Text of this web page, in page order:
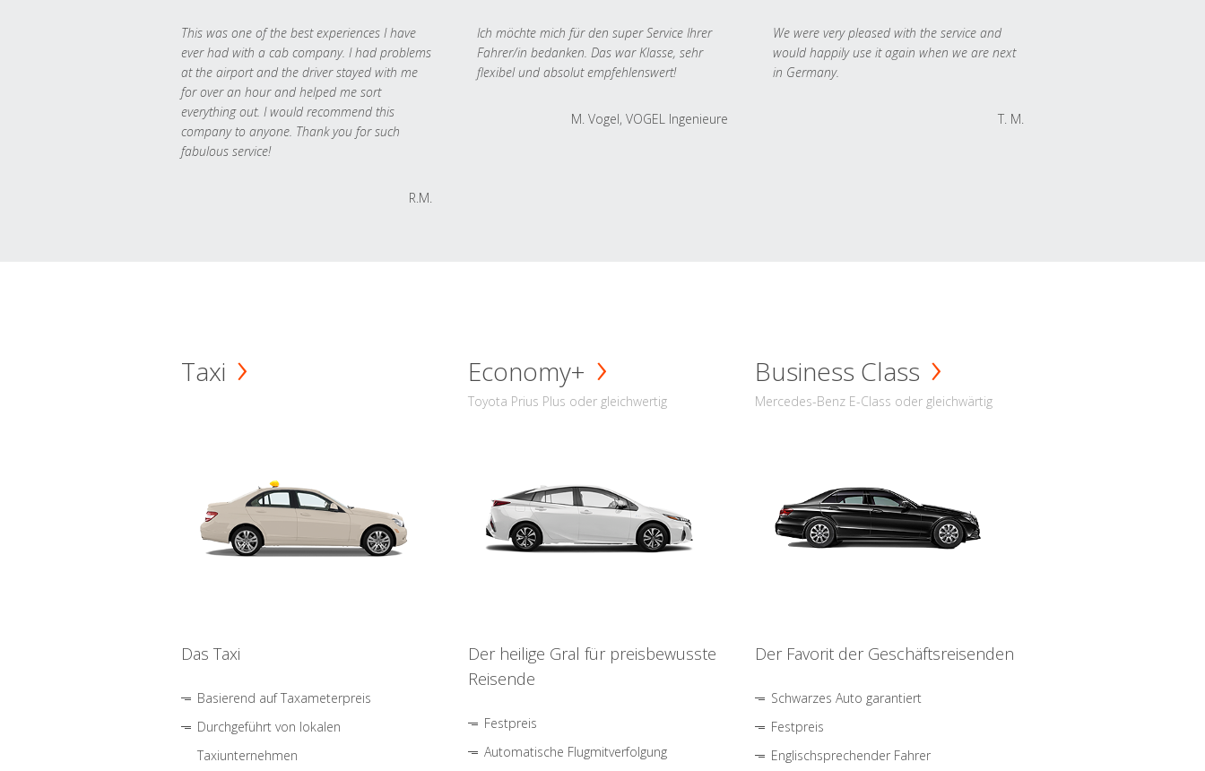
This was one of the best experiences I have
ever had with a cab company. I had problems
at the airport and the driver stayed with me
for over an hour and helped me sort
everything out. I would recommend this
company to anyone. Thank you for such
fabulous service!
R.M.
Ich möchte mich für den super Service Ihrer
Fahrer/in bedanken. Das war Klasse, sehr
flexibel und absolut empfehlenswert!
M. Vogel, VOGEL Ingenieure
We were very pleased with the service and
would happily use it again when we are next
in Germany.
T. M.
Taxi
Das Taxi
Basierend auf Taxameterpreis
Durchgeführt von lokalen
Taxiunternehmen
Economy+
Toyota Prius Plus oder gleichwertig
Der heilige Gral für preisbewusste
Reisende
Festpreis
Automatische Flugmitverfolgung
Business Class
Mercedes-Benz E-Class oder gleichwärtig
Der Favorit der Geschäftsreisenden
Schwarzes Auto garantiert
Festpreis
Englischsprechender Fahrer